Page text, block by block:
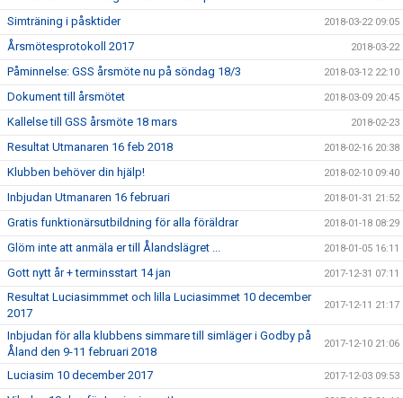
Simträning i påsktider 2018-03-22 09:05
Årsmötesprotokoll 2017 2018-03-22
Påminnelse: GSS årsmöte nu på söndag 18/3 2018-03-12 22:10
Dokument till årsmötet 2018-03-09 20:45
Kallelse till GSS årsmöte 18 mars 2018-02-23
Resultat Utmanaren 16 feb 2018 2018-02-16 20:38
Klubben behöver din hjälp! 2018-02-10 09:40
Inbjudan Utmanaren 16 februari 2018-01-31 21:52
Gratis funktionärsutbildning för alla föräldrar 2018-01-18 08:29
Glöm inte att anmäla er till Ålandslägret ... 2018-01-05 16:11
Gott nytt år + terminsstart 14 jan 2017-12-31 07:11
Resultat Luciasimmmet och lilla Luciasimmet 10 december
2017
2017-12-11 21:17
Inbjudan för alla klubbens simmare till simläger i Godby på
Åland den 9-11 februari 2018
2017-12-10 21:06
Luciasim 10 december 2017 2017-12-03 09:53